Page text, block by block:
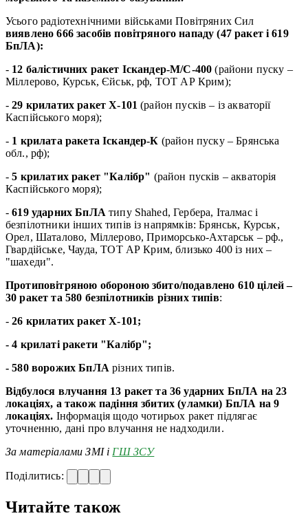
Усього радіотехнічними військами Повітряних Сил
виявлено 666 засобів повітряного нападу (47 ракет і 619
БпЛА):
- 12 балістичних ракет Іскандер-М/С-400 (райони пуску –
Міллерово, Курськ, Єйськ, рф, ТОТ АР Крим);
-29 крилатих ракет Х-101 (район пусків – із акваторії
Каспійського моря);
- 1 крилата ракета Іскандер-К (район пуску – Брянська
обл., рф);
-5 крилатих ракет "Калібр" (район пусків – акваторія
Каспійського моря);
-619 ударних БпЛА типу Shahed, Гербера, Італмас і
безпілотники інших типів із напрямків: Брянськ, Курськ,
Орел, Шаталово, Міллерово, Приморсько-Ахтарськ – рф.,
Гвардійське, Чауда, ТОТ АР Крим, близько 400 із них –
"шахеди".
Протиповітряною обороною збито/подавлено 610 цілей –
30 ракет та 580 безпілотників різних типів:
-26 крилатих ракет Х-101;
- 4 крилаті ракети "Калібр";
- 580 ворожих БпЛА різних типів.
Відбулося влучання 13 ракет та 36 ударних БпЛА на 23
локаціях, а також падіння збитих (уламки) БпЛА на 9
локаціях. Інформація щодо чотирьох ракет підлягає
уточненню, дані про влучання не надходили.
За матеріалами ЗМІ і ГШ ЗСУ
Поділитись:
Читайте також